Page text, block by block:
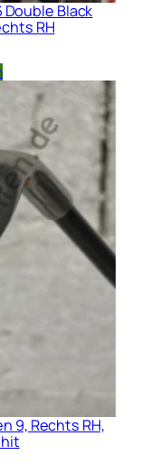
Double Black
RH
9, Rechts RH,